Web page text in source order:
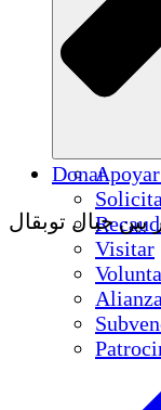
Visitar
Donar
جبال توبقال